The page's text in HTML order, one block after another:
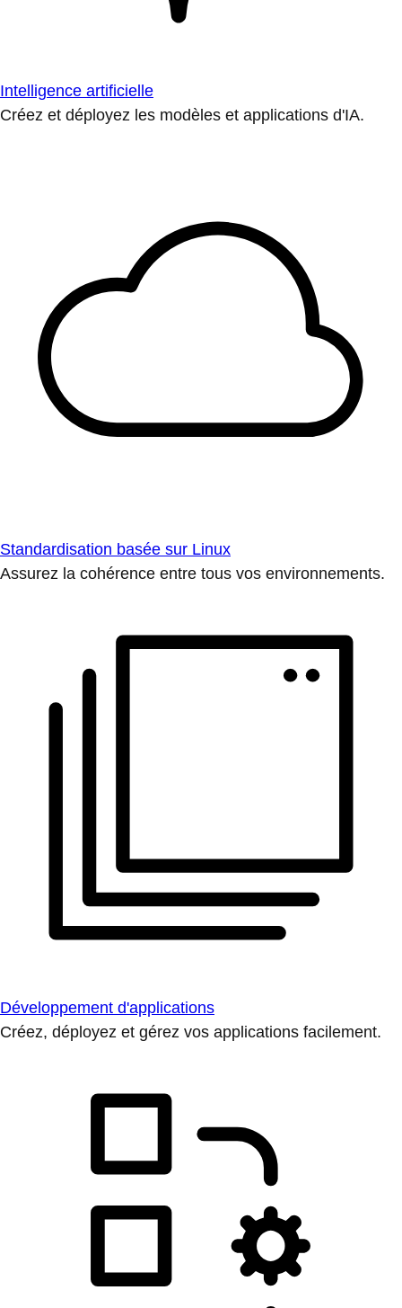
Intelligence artificielle
Créez et déployez les modèles et applications d'IA.
Standardisation basée sur Linux
Assurez la cohérence entre tous vos environnements.
Développement d'applications
Créez, déployez et gérez vos applications facilement.